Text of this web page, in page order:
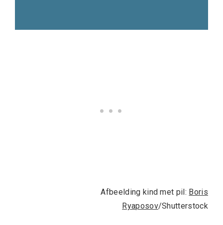
Afbeelding kind met pil: Boris
Ryaposov/Shutterstock